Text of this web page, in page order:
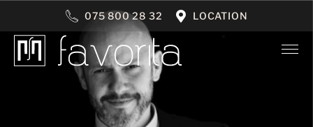
075 800 28 32 LOCATION